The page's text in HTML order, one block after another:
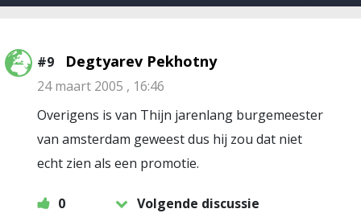
#9 Degtyarev Pekhotny
24 maart 2005 , 16:46
Overigens is van Thijn jarenlang burgemeester
van amsterdam geweest dus hij zou dat niet
echt zien als een promotie.
0
Volgende discussie